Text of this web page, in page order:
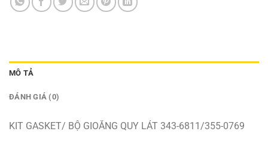
MÔ TẢ
ĐÁNH GIÁ (0)
KIT GASKET/ BỘ GIOĂNG QUY LÁT 343-6811/355-0769